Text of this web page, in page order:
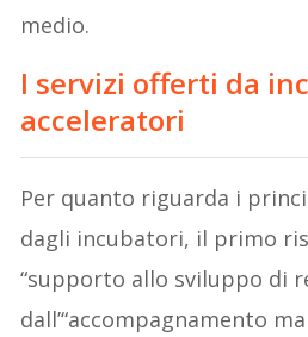
medio.
I servizi offerti da
acceleratori
Per quanto riguarda i
dagli incubatori, il primo
“supporto allo sviluppo di
dall’“accompagnamento